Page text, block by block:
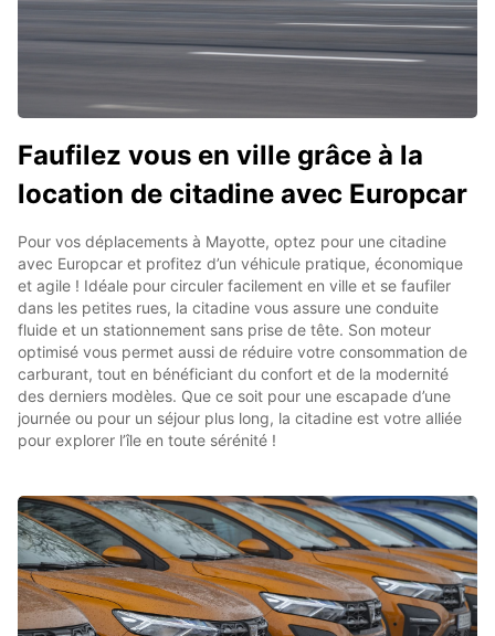
Faufilez vous en ville grâce à la
location de citadine avec Europcar
Pour vos déplacements à Mayotte, optez pour une citadine
avec Europcar et profitez d’un véhicule pratique, économique
et agile ! Idéale pour circuler facilement en ville et se faufiler
dans les petites rues, la citadine vous assure une conduite
fluide et un stationnement sans prise de tête. Son moteur
optimisé vous permet aussi de réduire votre consommation de
carburant, tout en bénéficiant du confort et de la modernité
des derniers modèles. Que ce soit pour une escapade d’une
journée ou pour un séjour plus long, la citadine est votre alliée
pour explorer l’île en toute sérénité !